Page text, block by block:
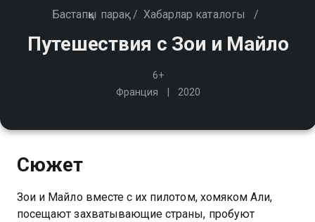
Бастапқы парақ / Хабарлар каталогы /
Путешествия с Зои и Майло
6+
Франция
2020
Сюжет
Зои и Майло вместе с их пилотом, хомяком Али,
посещают захватывающие страны, пробуют